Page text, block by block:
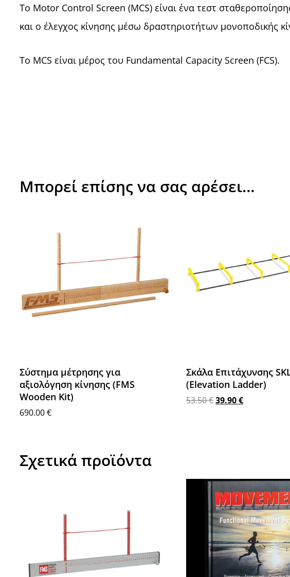
Το Motor Control Screen (MCS) είναι ένα τεστ
και ο έλεγχος κίνησης μέσω δραστηριοτήτων μονοποδικής
Το MCS είναι μέρος του Fundamental Capacity Screen (FCS).
Μπορεί επίσης να σας αρέσει…
Σύστημα μέτρησης για
αξιολόγηση κίνησης (FMS
Wooden Kit)
690.00€
Σκάλα Επιτάχυνσης
(Elevation Ladder)
53.50€39.90€
Σχετικά προϊόντα